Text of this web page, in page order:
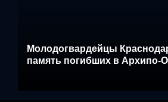
Молодогвардейцы
память погибших в Архипо-